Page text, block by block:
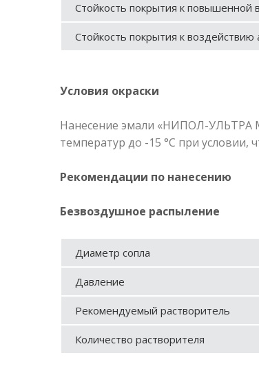
Стойкость покрытия к повышенной
Стойкость покрытия к
Условия окраски
Нанесение эмали «НИПОЛ-УЛЬТРА
температур до -15 °С при условии,
Рекомендации по нанесению
Безвоздушное распыление
Диаметр сопла
Давление
Рекомендуемый растворитель
Количество растворителя